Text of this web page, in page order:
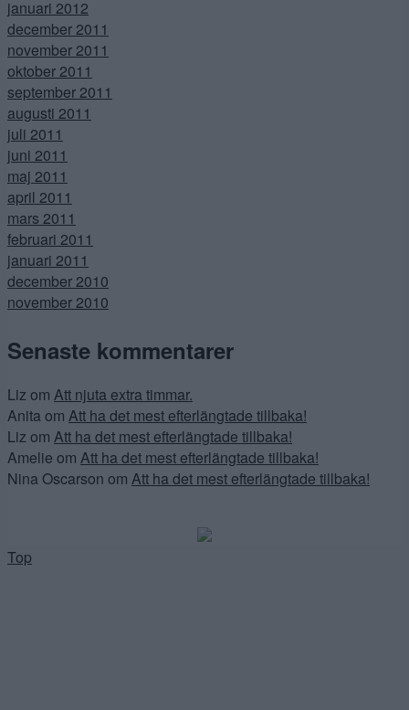
januari 2012
december 2011
november 2011
oktober 2011
september 2011
augusti 2011
juli 2011
juni 2011
maj 2011
april 2011
mars 2011
februari 2011
januari 2011
december 2010
november 2010
Senaste kommentarer
Liz om Att njuta extra timmar.
Anitaom Att ha det mest efterlängtade tillbaka!
Liz om Att ha det mest efterlängtade tillbaka!
Amelie om Att ha det mest efterlängtade tillbaka!
Nina Oscarson om Att ha det mest efterlängtade tillbaka!
Top